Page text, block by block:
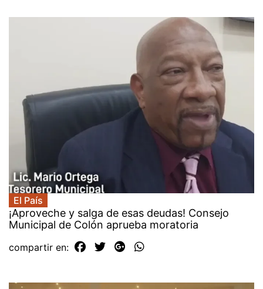
El País
¡Aproveche y salga de esas deudas! Consejo
Municipal de Colón aprueba moratoria
compartir en: